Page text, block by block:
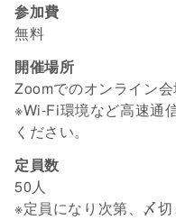
参加費
無料
開催場所
Zoomでのオンライン
※Wi-Fi環境など高速通
ください。
定員数
50人
※定員になり次第、〆切